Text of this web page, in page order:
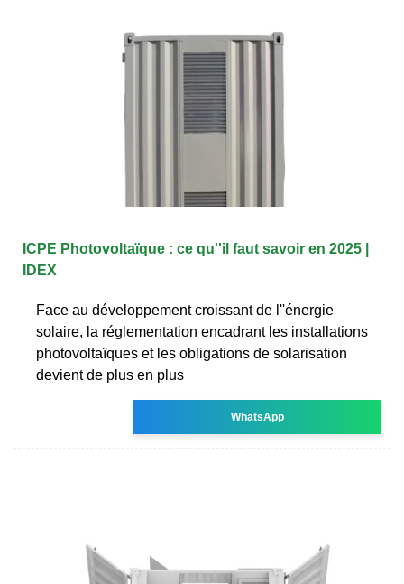
ICPE Photovoltaïque : ce qu''il faut savoir en 2025 |
IDEX
Face au développement croissant de l''énergie
solaire, la réglementation encadrant les installations
photovoltaïques et les obligations de solarisation
devient de plus en plus
WhatsApp